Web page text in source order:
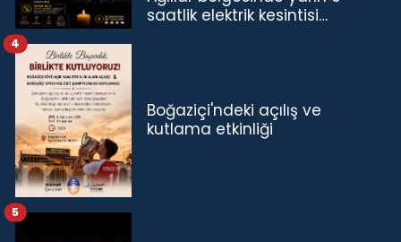
saatlik elektrik kesintisi…
Boğaziçi'ndeki açılış ve
kutlama etkinliği
4
5